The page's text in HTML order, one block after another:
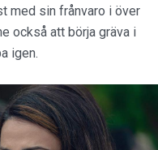
med sin frånvaro i över
också att börja gräva i
igen.